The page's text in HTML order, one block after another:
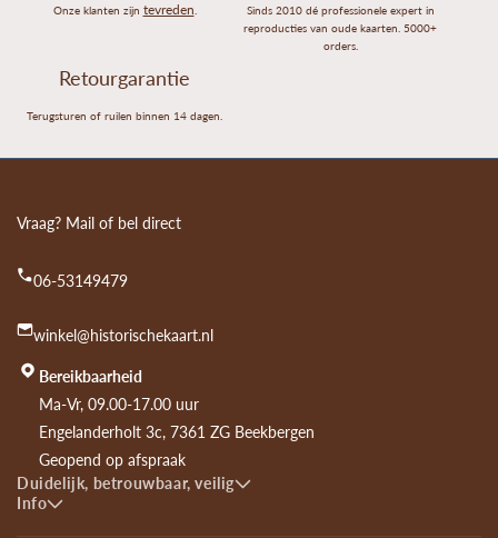
Onze klanten zijn tevreden
Sinds 2010 dé professionele expert in
reproducties van oude kaarten. 5000+
orders.
Retourgarantie
Terugsturen of ruilen binnen 14 dagen.
Vraag? Mail of bel direct
06-53149479
winkel@historischekaart.nl
Bereikbaarheid
Ma-Vr, 09.00-17.00 uur
Engelanderholt 3c, 7361 ZG Beekbergen
Geopend op afspraak
Duidelijk, betrouwbaar, veilig
Info